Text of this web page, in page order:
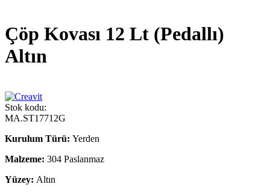
Çöp Kovası 12 Lt (Pedallı)
Altın
Stok kodu:
MA.ST17712G
Kurulum Türü: Yerden
Malzeme: 304 Paslanmaz
Yüzey: Altın